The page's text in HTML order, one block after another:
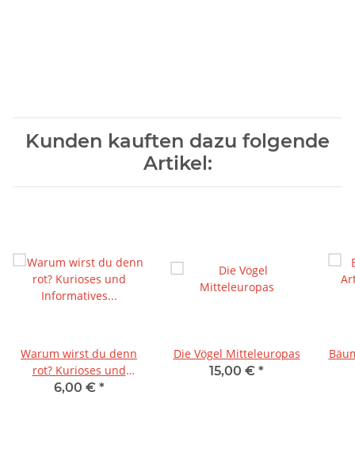
Kunden kauften dazu folgende
Artikel:
Warum wirst du denn
rot? Kurioses und
Informatives über die
6,00 € *
Die Vögel Mitteleuropas
15,00 € *